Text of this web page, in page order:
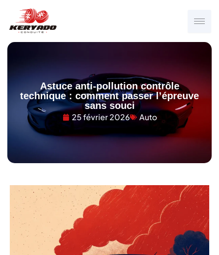
contenu
Astuce anti-pollution contrôle
technique : comment passer l’épreuve
sans souci
25 février 2026 Auto